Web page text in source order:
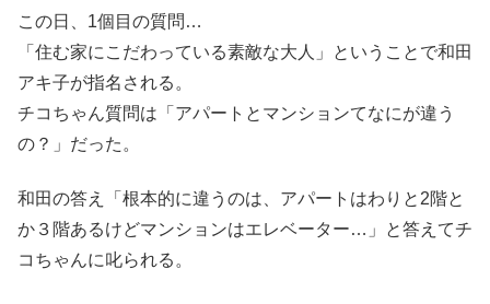
この日、1個目の質問…
「住む家にこだわっている素敵な大人」ということで和田
アキ子が指名される。
チコちゃん質問は「アパートとマンションてなにが違う
の？」だった。
和田の答え「根本的に違うのは、アパートはわりと2階と
か３階あるけどマンションはエレベーター…」と答えてチ
コちゃんに叱られる。